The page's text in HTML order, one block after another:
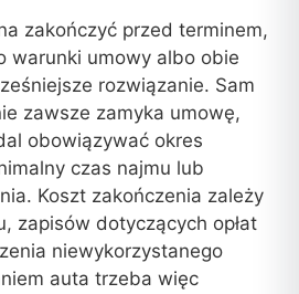
zakończyć przed terminem,
warunki umowy albo obie
rozwiązanie. Sam
zawsze zamyka umowę,
obowiązywać okres
czas najmu lub
Koszt zakończenia zależy
zapisów dotyczących opłat
niewykorzystanego
auta trzeba więc